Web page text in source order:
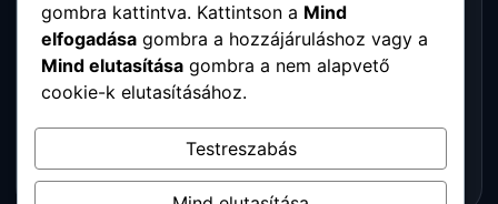
Vas megye
Veszprém megye
gombra kattintva. Kattintson a Mind
elfogadása gombra a hozzájáruláshoz vagy a
Mind elutasítása gombra a nem alapvető
cookie-k elutasításához.
Testreszabás